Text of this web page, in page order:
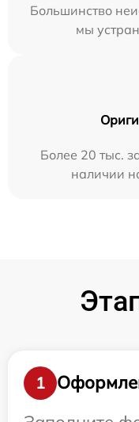
Большинство
мы
Более 20 тыс.
наличии
1